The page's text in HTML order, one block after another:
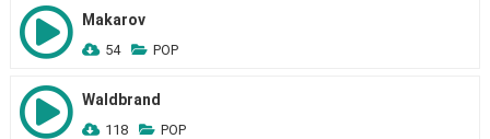
Makarov
54 POP
Waldbrand
118 POP